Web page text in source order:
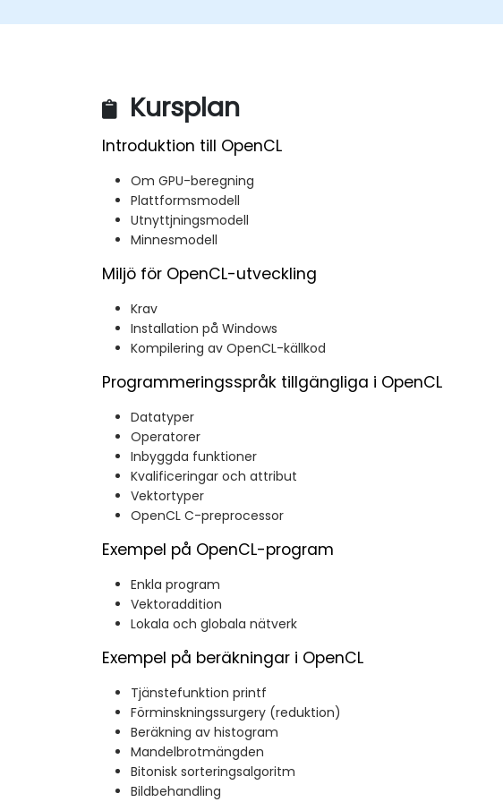
Kursplan
Introduktion till OpenCL
Om GPU-beregning
Plattformsmodell
Utnyttjningsmodell
Minnesmodell
Miljö för OpenCL-utveckling
Krav
Installation på Windows
Kompilering av OpenCL-källkod
Programmeringsspråk tillgängliga i OpenCL
Datatyper
Operatorer
Inbyggda funktioner
Kvalificeringar och attribut
Vektortyper
OpenCL C-preprocessor
Exempel på OpenCL-program
Enkla program
Vektoraddition
Lokala och globala nätverk
Exempel på beräkningar i OpenCL
Tjänstefunktion printf
Förminskningssurgery (reduktion)
Beräkning av histogram
Mandelbrotmängden
Bitonisk sorteringsalgoritm
Bildbehandling